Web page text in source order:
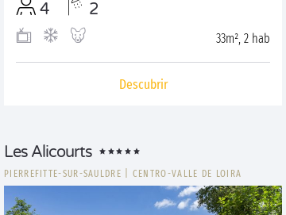
4 2
33m², 2 hab
Descubrir
Les Alicourts
PIERREFITTE-SUR-SAULDRE CENTRO-VALLE DE LOIRA